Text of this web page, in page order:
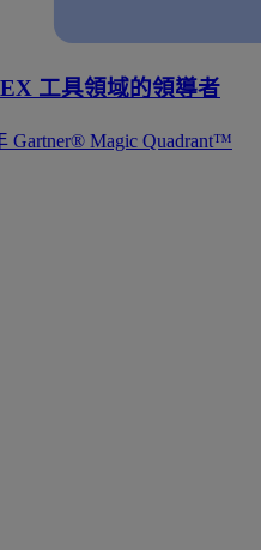
工具領域的領導者
Gartner® Magic Quadrant™